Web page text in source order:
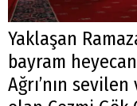
Yaklaşan
bayram
Ağrı’nın